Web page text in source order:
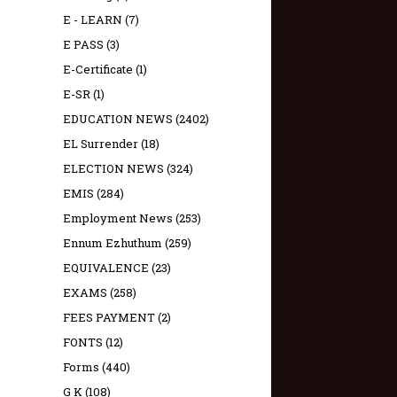
E - LEARN (7)
E PASS (3)
E-Certificate (1)
E-SR(1)
EDUCATION NEWS (2402)
EL Surrender(18)
ELECTION NEWS (324)
EMIS (284)
Employment News (253)
Ennum Ezhuthum (259)
EQUIVALENCE (23)
EXAMS (258)
FEES PAYMENT(2)
FONTS (12)
Forms (440)
G K(108)